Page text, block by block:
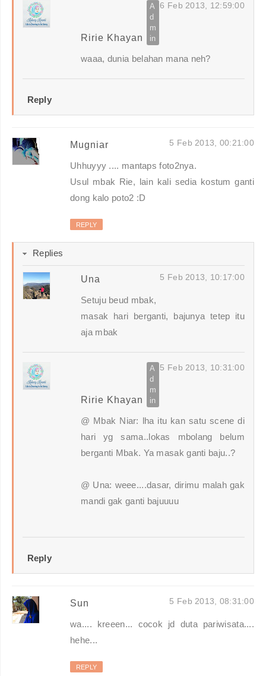
Ririe Khayan
6 Feb 2013, 12:59:00
waaa, dunia belahan mana neh?
Reply
Mugniar 5 Feb 2013, 00:21:00
Uhhuyyy .... mantaps foto2nya.
Usul mbak Rie, lain kali sedia kostum ganti
dong kalo poto2 :D
REPLY
Replies
Una 5 Feb 2013, 10:17:00
Setuju beud mbak,
masak hari berganti, bajunya tetep itu
aja mbak
Ririe Khayan
5 Feb 2013, 10:31:00
@ Mbak Niar: lha itu kan satu scene di
hari yg sama..lokas mbolang belum
berganti Mbak. Ya masak ganti baju..?
@ Una: weee....dasar, dirimu malah gak
mandi gak ganti bajuuuu
Reply
Sun 5 Feb 2013, 08:31:00
wa.... kreeen... cocok jd duta pariwisata....
hehe...
REPLY